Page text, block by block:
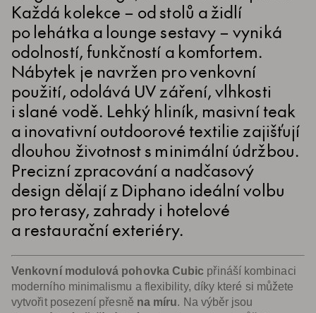
Každá kolekce – od stolů a židlí
po lehátka a lounge sestavy – vyniká
odolností, funkčností a komfortem.
Nábytek je navržen pro venkovní
použití, odolává UV záření, vlhkosti
i slané vodě. Lehký hliník, masivní teak
a inovativní outdoorové textilie zajišťují
dlouhou životnost s minimální údržbou.
Precizní zpracování a nadčasový
design dělají z Diphano ideální volbu
pro terasy, zahrady i hotelové
a restaurační exteriéry.
Venkovní modulová pohovka Cubic přináší kombinaci
moderního minimalismu a flexibility, díky které si můžete
vytvořit posezení přesně na míru. Na výběr jsou